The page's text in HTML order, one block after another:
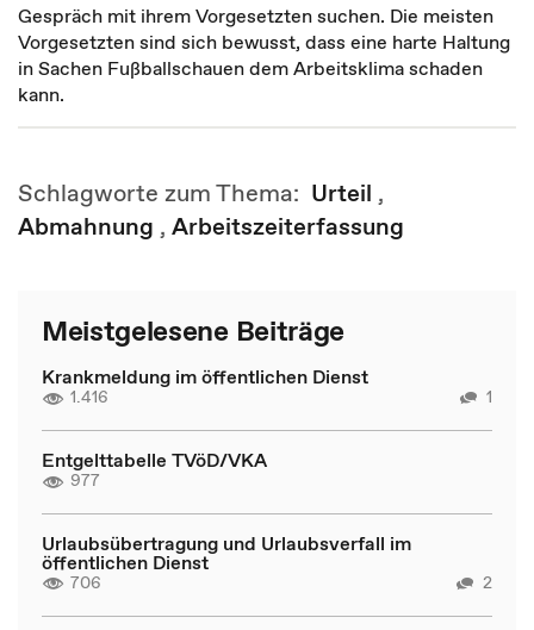
Gespräch mit ihrem Vorgesetzten suchen. Die meisten
Vorgesetzten sind sich bewusst, dass eine harte Haltung
in Sachen Fußballschauen dem Arbeitsklima schaden
kann.
Schlagworte zum Thema: Urteil ,
Abmahnung , Arbeitszeiterfassung
Meistgelesene Beiträge
Krankmeldung im öffentlichen Dienst
1.416 1
Entgelttabelle TVöD/VKA
977
Urlaubsübertragung und Urlaubsverfall im
öffentlichen Dienst
706 2